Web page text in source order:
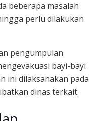
beberapa masalah
perlu dilakukan
pengumpulan
bayi-bayi
ini dilaksanakan pada
dinas terkait.